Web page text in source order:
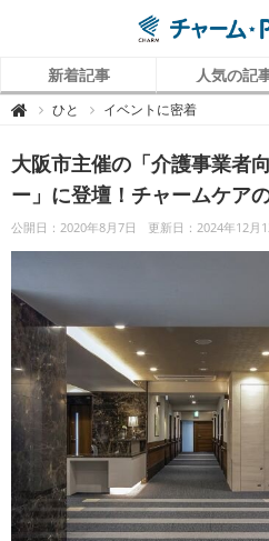
新着記事 人気の記
 チ
P
O
I
N
（
ャ
ポ
イ
ン
ト
）
｜
介
護
で
働
く
リ
ル
を
伝
え
る
情
ひと イベントに密着
大阪市主催の「介護事業者
ー」に登壇！チャームケア
公開日：2020年8月7日 更新日：2024年12月